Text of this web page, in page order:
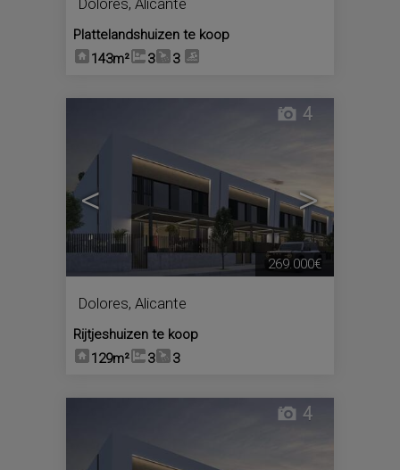
Dolores, Alicante
Plattelandshuizen te koop
143m²
3 3
< >
4
Dolores, Alicante
Rijtjeshuizen te koop
129m²
3 3
269.000€
4